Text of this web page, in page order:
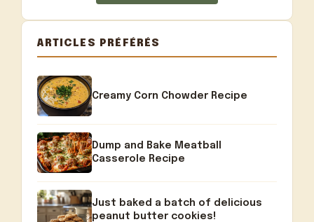
ARTICLES PRÉFÉRÉS
Creamy Corn Chowder Recipe
Dump and Bake Meatball
Casserole Recipe
Just baked a batch of delicious
peanut butter cookies!